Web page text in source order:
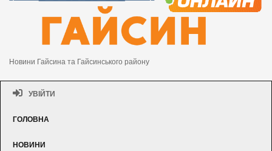
Новини Гайсина та Гайсинського району
УВІЙТИ
ГОЛОВНА
НОВИНИ